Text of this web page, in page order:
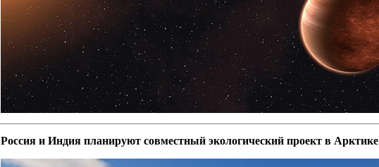
Россия и Индия планируют совместный экологический проект в Арктике